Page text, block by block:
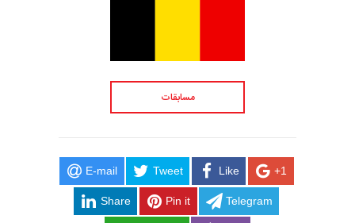
مسابقات
E-mail Tweet Like +1
Share Pin it Telegram